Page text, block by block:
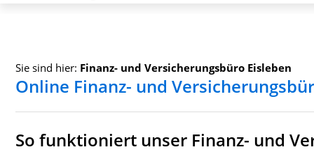
Sie sind hier: Finanz- und Versicherungsbüro Eisleben
Online Finanz- und
So funktioniert unser Finanz- und